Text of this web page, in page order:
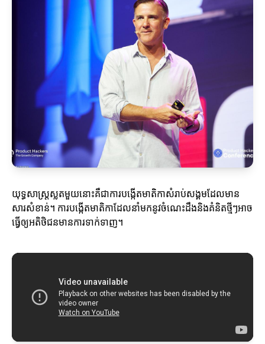
យុទ្ធសាស្ត្រស្លតមួយនោះគឺជាការបង្កើតមាតិកាសំរាប់សង្គមដែលមាន
សារសំខាន់។ ការបង្កើតមាតិកាដែលនាំមកនូវចំណេះដឹងនិងគំនិតថ្មីៗអាច
ធ្វើឲ្យអតិថិជនមានការទាក់ទាញ។